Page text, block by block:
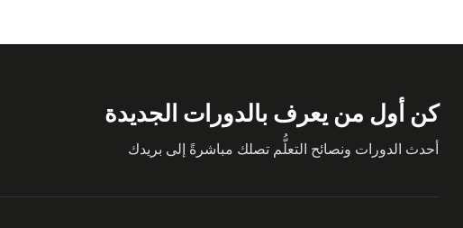
كن أول من يعرف بالدورات الجديدة
أحدث الدورات ونصائح التعلُّم تصلك مباشرةً إلى بريدك